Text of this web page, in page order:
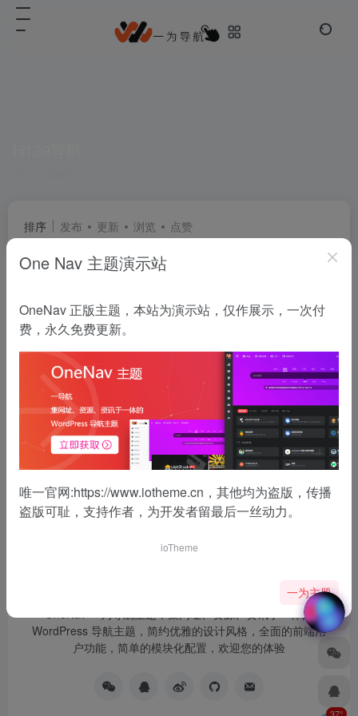
排序 发布 更新 浏览 点赞
H139一站式全品类网址导航，聚合全网主流站点与小众宝藏资源，免注册无广告一键直达满足全场景上网需求。
OneNav 一为导航主题，集网址、资源、资讯于一体的
WordPress 导航主题，简约优雅的设计风格，全面的前端用
户功能，简单的模块化配置，欢迎您的体验
One Nav 主题演示站
OneNav 正版主题，本站为演示站，仅作展示，一次付
费，永久免费更新。
唯一官网:https://www.iotheme.cn ，其他均为盗版，传播
盗版可耻，支持作者，为开发者留最后一丝动力。
ioTheme
一为主题